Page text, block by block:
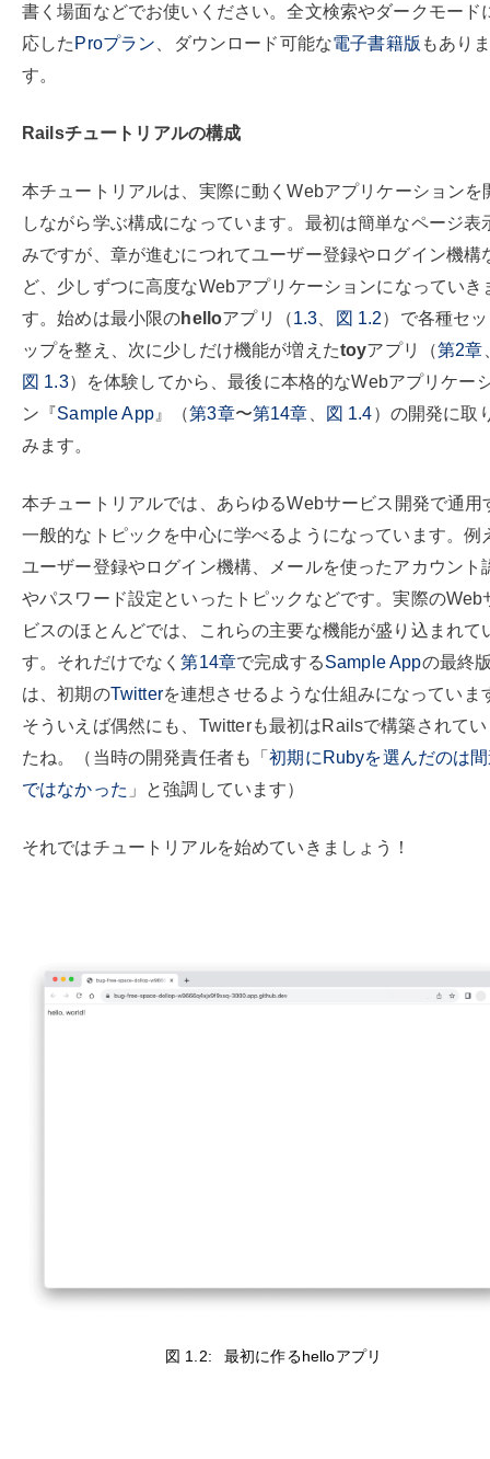
書く場面などでお使いください。全文検索やダークモード
応した Proプラン 、ダウンロード可能な電子書籍版 もあり
す。
Railsチュートリアルの構成
本チュートリアルは、実際に動くWebアプリケーションを
しながら学ぶ構成になっています。最初は簡単なページ表
みですが、章が進むにつれてユーザー登録やログイン機構
ど、少しずつに高度なWebアプリケーションになっていき
す。始めは最小限のhelloアプリ（1.3 図 1.2）で各種セ
ップを整え、次に少しだけ機能が増えたtoyアプリ（第2章
図 1.3）を体験してから、最後に本格的なWebアプリケー
ン『Sample App』（第3章〜第14章 図 1.4）の開発に取
みます。
本チュートリアルでは、あらゆるWebサービス開発で通用
一般的なトピックを中心に学べるようになっています。例
ユーザー登録やログイン機構、メールを使ったアカウント
やパスワード設定といったトピックなどです。実際のWeb
ビスのほとんどでは、これらの主要な機能が盛り込まれて
す。それだけでなく第14章で完成するSample Appの最終
は、初期のTwitterを連想させるような仕組みになっていま
そういえば偶然にも、Twitterも最初はRailsで構築されて
たね。（当時の開発責任者も「初期にRubyを選んだのは
ではなかった 」と強調しています）
それではチュートリアルを始めていきましょう！
図 1.2: 最初に作るhelloアプリ